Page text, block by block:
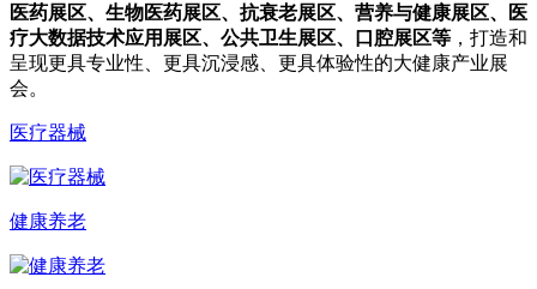
医药展区、生物医药展区、抗衰老展区、营养与健康展区、医
疗大数据技术应用展区、公共卫生展区、口腔展区等 ，打造和
呈现更具专业性、更具沉浸感、更具体验性的大健康产业展
会。
医疗器械
健康养老